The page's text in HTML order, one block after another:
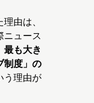
由は、
ニュース
最も大き
制度」の
う理由が